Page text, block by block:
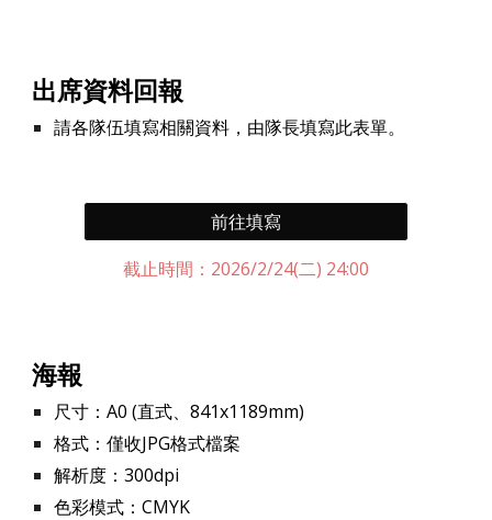
出席資料回報
請各隊伍填寫相關資料，由隊長填寫此表單。
前往填寫
截止時間：2026/2/24(二) 24:00
海報
尺寸：A0 (直式、841x1189mm)
格式：僅收JPG格式檔案
解析度：300dpi
色彩模式：CMYK